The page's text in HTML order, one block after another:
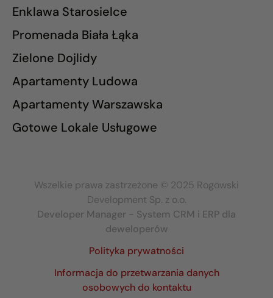
Enklawa Starosielce
Promenada Biała Łąka
Zielone Dojlidy
Apartamenty Ludowa
Apartamenty Warszawska
Gotowe Lokale Usługowe
Wszelkie prawa zastrzeżone © 2025 Rogowski
Development Sp. z o.o.
Developer Manager - System CRM i ERP dla
deweloperów
Polityka prywatności
Informacja do przetwarzania danych
osobowych do kontaktu